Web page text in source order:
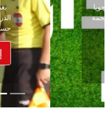
بعد موسم حافل
الدرجة الثانية، نجح
حسم ل...
إقرأ الخبر